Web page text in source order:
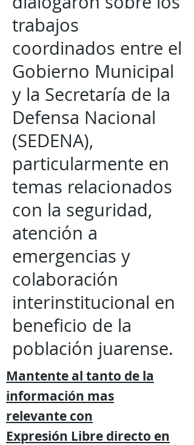
trabajos
coordinados entre el
Gobierno Municipal
y la Secretaría de la
Defensa Nacional
(SEDENA),
particularmente en
temas relacionados
con la seguridad,
atención a
emergencias y
colaboración
interinstitucional en
beneficio de la
población juarense.
Mantente al tanto de la
información mas
relevante con
Expresión Libre directo en